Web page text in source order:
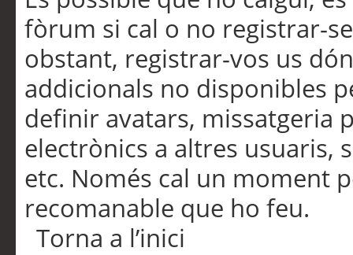
fòrum si cal o no registrar-
obstant, registrar-vos us
addicionals no disponibles
definir avatars, missatgeria
electrònics a altres usuaris,
etc. Només cal un moment
recomanable que ho feu.
Torna a l’inici